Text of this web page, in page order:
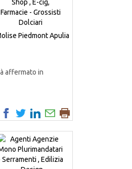
PiedmontApulia
affermato in